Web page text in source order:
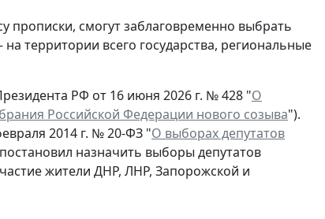
прописки, смогут заблаговременно выбрать
территории всего государства, региональные
РФ от 16 июня 2026 г. № 428 "О
Российской Федерации нового созыва").
2014 г. № 20-ФЗ "О выборах депутатов
назначить выборы депутатов
жители ДНР, ЛНР, Запорожской и